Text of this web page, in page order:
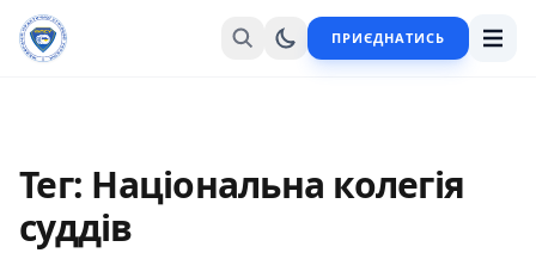
ПРИЄДНАТИСЬ
Тег: Національна колегія
суддів